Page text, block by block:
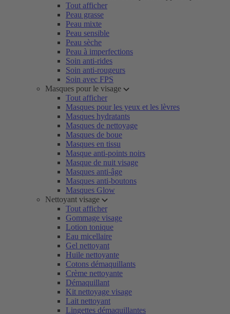
Tout afficher
Peau grasse
Peau mixte
Peau sensible
Peau sèche
Peau à imperfections
Soin anti-rides
Soin anti-rougeurs
Soin avec FPS
Masques pour le visage
Tout afficher
Masques pour les yeux et les lèvres
Masques hydratants
Masques de nettoyage
Masques de boue
Masques en tissu
Masque anti-points noirs
Masque de nuit visage
Masques anti-âge
Masques anti-boutons
Masques Glow
Nettoyant visage
Tout afficher
Gommage visage
Lotion tonique
Eau micellaire
Gel nettoyant
Huile nettoyante
Cotons démaquillants
Crème nettoyante
Démaquillant
Kit nettoyage visage
Lait nettoyant
Lingettes démaquillantes